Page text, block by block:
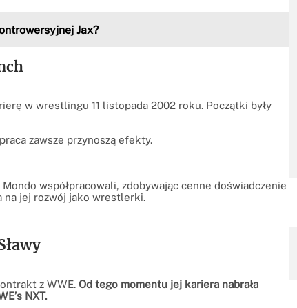
Jax?
w wrestlingu 11 listopada 2002 roku. Początki były
zawsze przynoszą efekty.
współpracowali, zdobywając cenne doświadczenie
na jej rozwój jako wrestlerki.
z WWE. Od tego momentu jej kariera nabrała
NXT.